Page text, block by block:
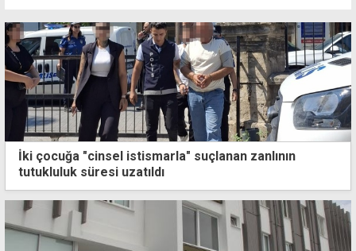
İki çocuğa "cinsel istismarla" suçlanan zanlının
tutukluluk süresi uzatıldı